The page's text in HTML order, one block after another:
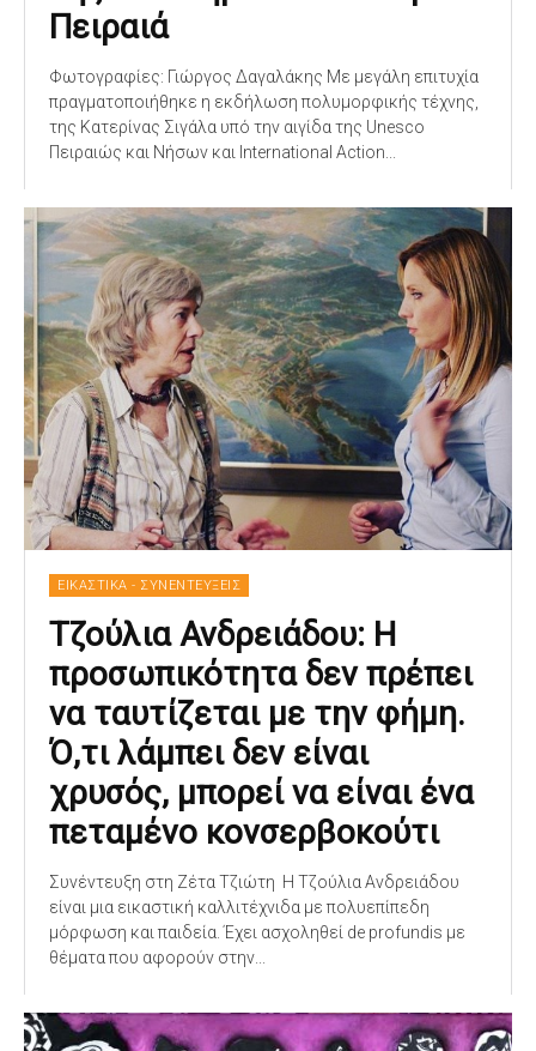
Πειραιά
Φωτογραφίες: Γιώργος Δαγαλάκης Με μεγάλη επιτυχία
πραγματοποιήθηκε η εκδήλωση πολυμορφικής τέχνης,
της Κατερίνας Σιγάλα υπό την αιγίδα της Unesco
Πειραιώς και Νήσων και International Action...
ΕΙΚΑΣΤΙΚΑ - ΣΥΝΕΝΤΕΥΞΕΙΣ
Τζούλια Ανδρειάδου: H
προσωπικότητα δεν πρέπει
να ταυτίζεται με την φήμη.
Ό,τι λάμπει δεν είναι
χρυσός, μπορεί να είναι ένα
πεταμένο κονσερβοκούτι
Συνέντευξη στη Ζέτα Τζιώτη Η Τζούλια Ανδρειάδου
είναι μια εικαστική καλλιτέχνιδα με πολυεπίπεδη
μόρφωση και παιδεία. Έχει ασχοληθεί de profundis με
θέματα που αφορούν στην...